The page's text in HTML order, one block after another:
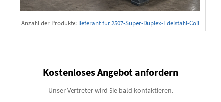
Anzahl der Produkte: lieferant für 2507-Super-Duplex-Edelstahl-Coil
Kostenloses Angebot anfordern
Unser Vertreter wird Sie bald kontaktieren.